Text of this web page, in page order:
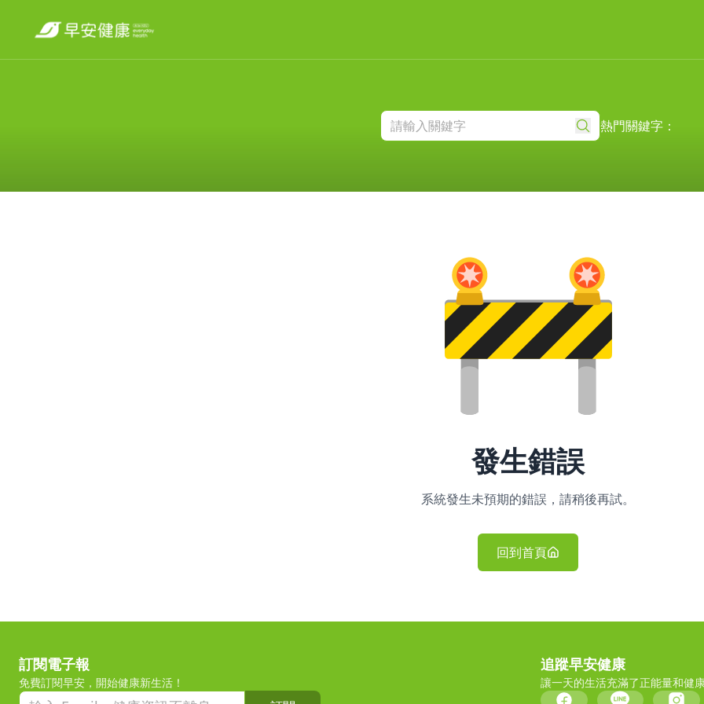
熱門關鍵字：
發生錯誤
系統發生未預期的錯誤，請稍後再試。
回到首頁
訂閱電子報
免費訂閱早安，開始健康新生活！
追蹤早安健康
讓一天的生活充滿了正能量和健